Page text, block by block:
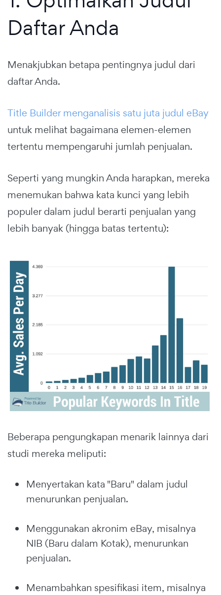
Daftar Anda
Menakjubkan betapa pentingnya judul dari
daftar Anda.
Title Builder menganalisis satu juta judul eBay
untuk melihat bagaimana elemen-elemen
tertentu mempengaruhi jumlah penjualan.
Seperti yang mungkin Anda harapkan, mereka
menemukan bahwa kata kunci yang lebih
populer dalam judul berarti penjualan yang
lebih banyak (hingga batas tertentu):
Beberapa pengungkapan menarik lainnya dari
studi mereka meliputi:
Menyertakan kata "Baru" dalam judul
menurunkan penjualan.
Menggunakan akronim eBay, misalnya
NIB (Baru dalam Kotak), menurunkan
penjualan.
Menambahkan spesifikasi item, misalnya